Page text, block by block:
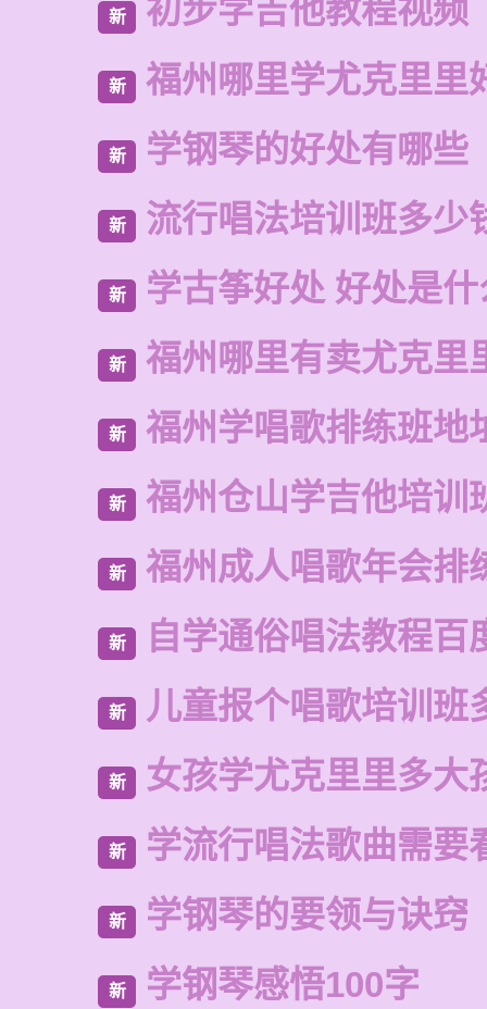
新 初步学吉他教程视频
新 福州哪里学尤克里里
新 学钢琴的好处有哪些
新 流行唱法培训班多少
新 学古筝好处 好处是什
新 福州哪里有卖尤克里
新 福州学唱歌排练班地
新 福州仓山学吉他培训
新 福州成人唱歌年会排
新 自学通俗唱法教程百
新 儿童报个唱歌培训班
新 女孩学尤克里里多大
新 学流行唱法歌曲需要
新 学钢琴的要领与诀窍
新 学钢琴感悟100字